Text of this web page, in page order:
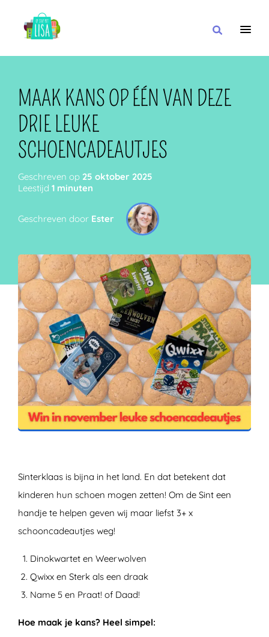
OF
ZOEKEN
MAAK KANS OP ÉÉN VAN DEZE
DRIE LEUKE
SCHOENCADEAUTJES
Geschreven op 25 oktober 2025
Leestijd 1 minuten
Geschreven door Ester
Sinterklaas is bijna in het land. En dat betekent dat
kinderen hun schoen mogen zetten! Om de Sint een
handje te helpen geven wij maar liefst 3+ x
schooncadeautjes weg!
Dinokwartet en Weerwolven
Qwixx en Sterk als een draak
Name 5 en Praat! of Daad!
Hoe maak je kans? Heel simpel: